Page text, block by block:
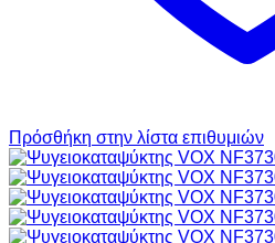
Πρόσθήκη στην λίστα επιθυμιών